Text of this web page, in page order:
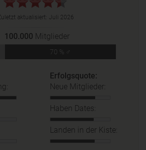
aktualisiert: Juli 2026
100.000 Mitglieder
70 % ♂
Erfolgsquote:
Neue Mitglieder:
Haben Dates:
Landen in der Kiste: